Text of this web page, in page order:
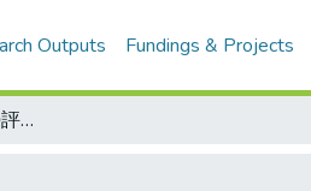
Outputs Fundings & Projects
巴塞隆納奧運分項大勢評析(21) 女子徑賽沒有大明星 短跑群英爭輝 一萬、馬拉松亞洲有好手